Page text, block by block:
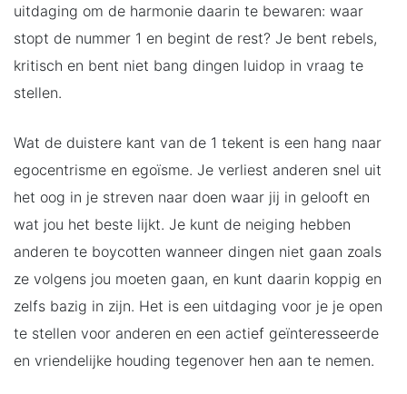
uitdaging om de harmonie daarin te bewaren: waar
stopt de nummer 1 en begint de rest? Je bent rebels,
kritisch en bent niet bang dingen luidop in vraag te
stellen.
Wat de duistere kant van de 1 tekent is een hang naar
egocentrisme en egoïsme. Je verliest anderen snel uit
het oog in je streven naar doen waar jij in gelooft en
wat jou het beste lijkt. Je kunt de neiging hebben
anderen te boycotten wanneer dingen niet gaan zoals
ze volgens jou moeten gaan, en kunt daarin koppig en
zelfs bazig in zijn. Het is een uitdaging voor je je open
te stellen voor anderen en een actief geïnteresseerde
en vriendelijke houding tegenover hen aan te nemen.